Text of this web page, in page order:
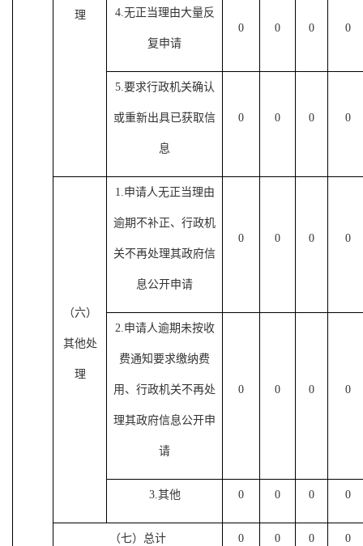
理 4.无正当理由大量反
复申请
0 0 0 0
5.要求行政机关确认
或重新出具已获取信
息
0 0 0 0
（六）
其他处
理
1.申请人无正当理由
逾期不补正、行政机
关不再处理其政府信
息公开申请
0 0 0 0
2.申请人逾期未按收
费通知要求缴纳费
用、行政机关不再处
理其政府信息公开申
请
0 0 0 0
3.其他 0 0 0 0
（七）总计 0 0 0 0